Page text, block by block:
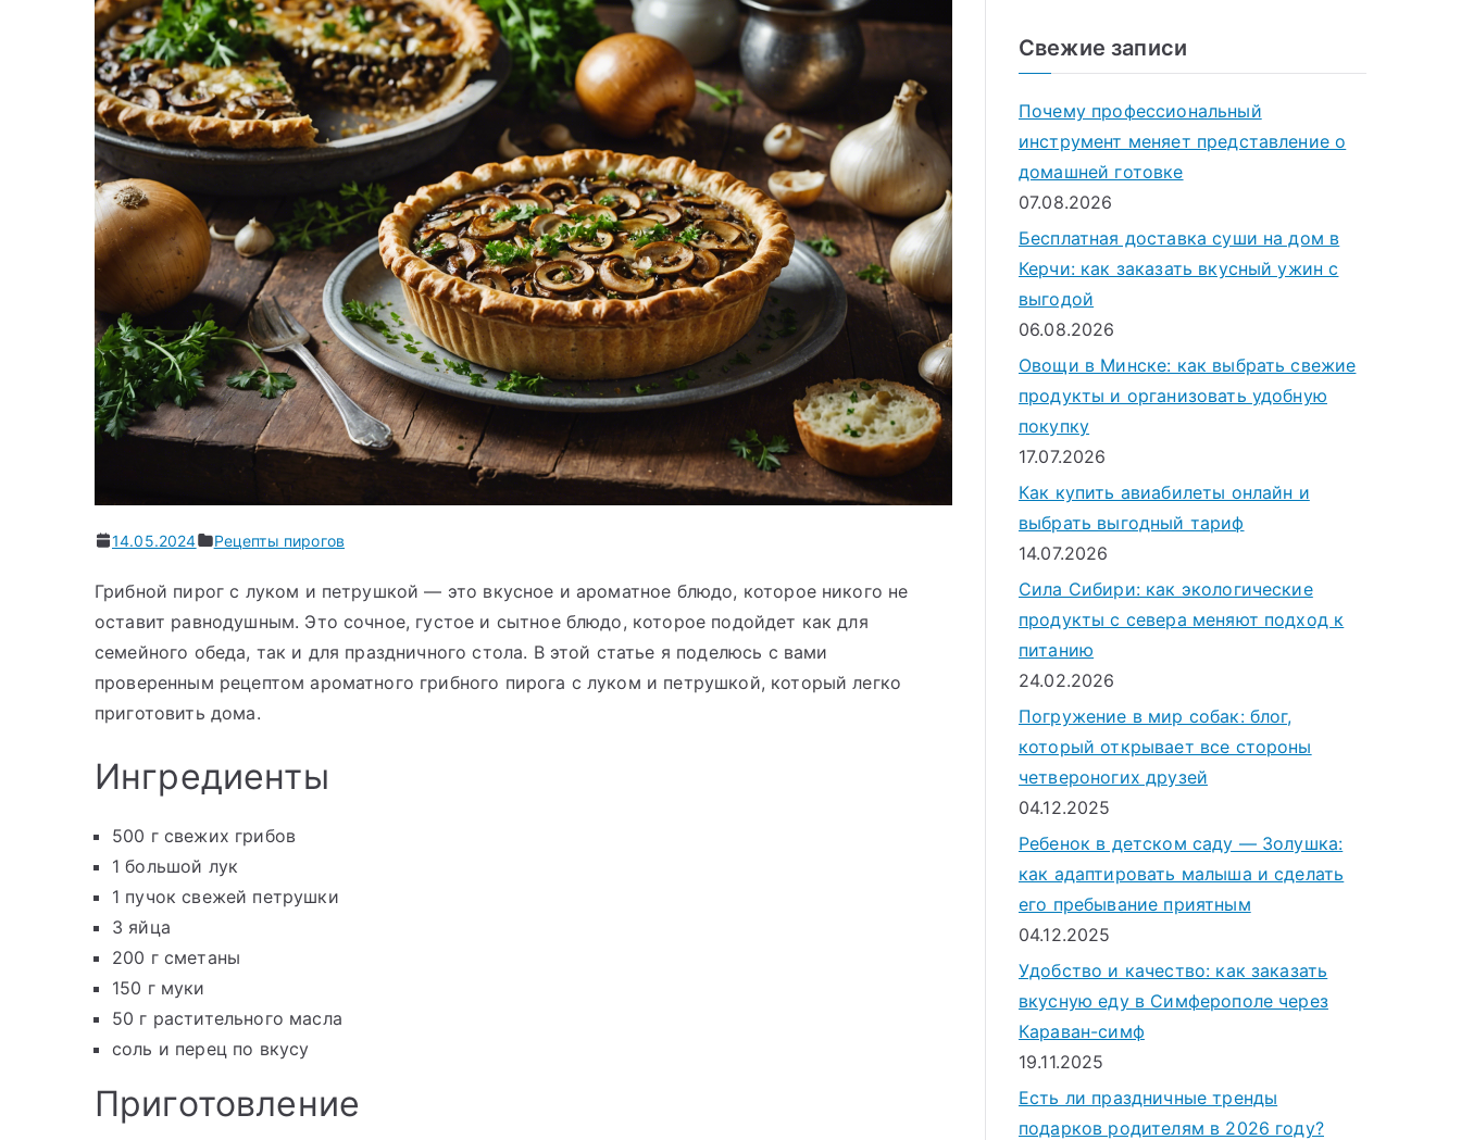
14.05.2024 Рецепты пирогов
Грибной пирог с луком и петрушкой — это вкусное и ароматное блюдо, которое никого не
оставит равнодушным. Это сочное, густое и сытное блюдо, которое подойдет как для
семейного обеда, так и для праздничного стола. В этой статье я поделюсь с вами
проверенным рецептом ароматного грибного пирога с луком и петрушкой, который легко
приготовить дома.
Ингредиенты
500 г свежих грибов
1 большой лук
1 пучок свежей петрушки
3 яйца
200 г сметаны
150 г муки
50 г растительного масла
соль и перец по вкусу
Приготовление
Свежие записи
Почему профессиональный
инструмент меняет представление о
домашней готовке
07.08.2026
Бесплатная доставка суши на дом в
Керчи: как заказать вкусный ужин с
выгодой
06.08.2026
Овощи в Минске: как выбрать свежие
продукты и организовать удобную
покупку
17.07.2026
Как купить авиабилеты онлайн и
выбрать выгодный тариф
14.07.2026
Сила Сибири: как экологические
продукты с севера меняют подход к
питанию
24.02.2026
Погружение в мир собак: блог,
который открывает все стороны
четвероногих друзей
04.12.2025
Ребенок в детском саду — Золушка:
как адаптировать малыша и сделать
его пребывание приятным
04.12.2025
Удобство и качество: как заказать
вкусную еду в Симферополе через
Караван-симф
19.11.2025
Есть ли праздничные тренды
подарков родителям в 2026 году?